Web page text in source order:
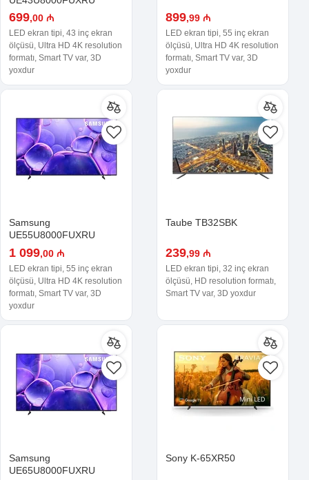
699,00 ₼
LED ekran tipi, 43 inç ekran
ölçüsü, Ultra HD 4K resolution
formatı, Smart TV var, 3D
yoxdur
899,99 ₼
LED ekran tipi, 55 inç ekran
ölçüsü, Ultra HD 4K resolution
formatı, Smart TV var, 3D
yoxdur
Samsung
UE55U8000FUXRU
1 099,00 ₼
LED ekran tipi, 55 inç ekran
ölçüsü, Ultra HD 4K resolution
formatı, Smart TV var, 3D
yoxdur
Taube TB32SBK
239,99 ₼
LED ekran tipi, 32 inç ekran
ölçüsü, HD resolution formatı,
Smart TV var, 3D yoxdur
Samsung
UE65U8000FUXRU
Sony K-65XR50